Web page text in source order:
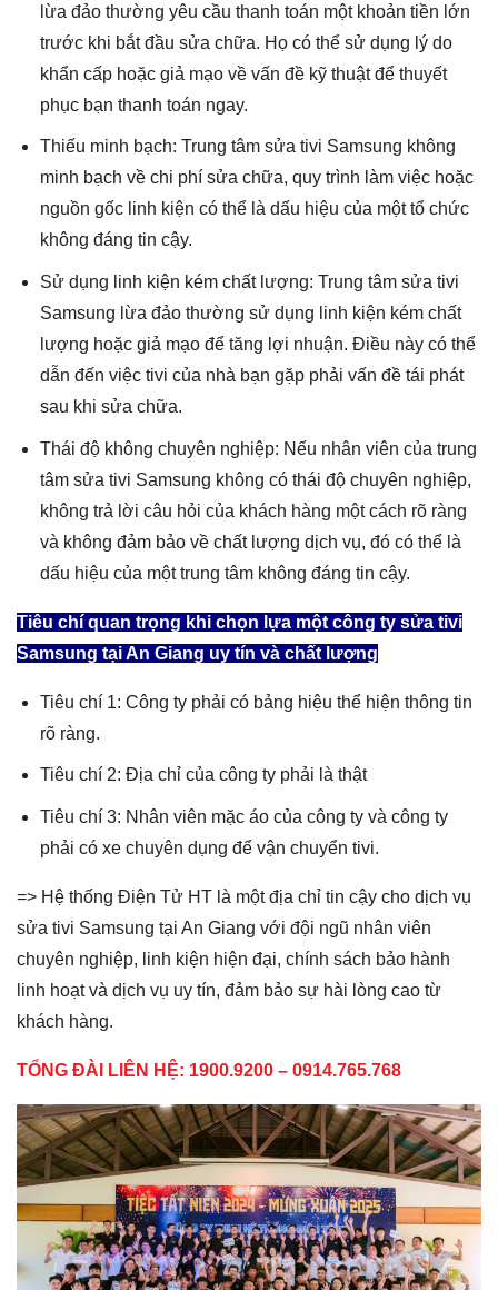
lừa đảo thường yêu cầu thanh toán một khoản tiền lớn
trước khi bắt đầu sửa chữa. Họ có thể sử dụng lý do
khẩn cấp hoặc giả mạo về vấn đề kỹ thuật để thuyết
phục bạn thanh toán ngay.
Thiếu minh bạch: Trung tâm sửa tivi Samsung không
minh bạch về chi phí sửa chữa, quy trình làm việc hoặc
nguồn gốc linh kiện có thể là dấu hiệu của một tổ chức
không đáng tin cậy.
Sử dụng linh kiện kém chất lượng: Trung tâm sửa tivi
Samsung lừa đảo thường sử dụng linh kiện kém chất
lượng hoặc giả mạo để tăng lợi nhuận. Điều này có thể
dẫn đến việc tivi của nhà bạn gặp phải vấn đề tái phát
sau khi sửa chữa.
Thái độ không chuyên nghiệp: Nếu nhân viên của trung
tâm sửa tivi Samsung không có thái độ chuyên nghiệp,
không trả lời câu hỏi của khách hàng một cách rõ ràng
và không đảm bảo về chất lượng dịch vụ, đó có thể là
dấu hiệu của một trung tâm không đáng tin cậy.
Tiêu chí quan trọng khi chọn lựa một công ty sửa tivi
Samsung tại An Giang uy tín và chất lượng
Tiêu chí 1: Công ty phải có bảng hiệu thể hiện thông tin
rõ ràng.
Tiêu chí 2: Địa chỉ của công ty phải là thật
Tiêu chí 3: Nhân viên mặc áo của công ty và công ty
phải có xe chuyên dụng để vận chuyển tivi.
=> Hệ thống Điện Tử HT là một địa chỉ tin cậy cho dịch vụ
sửa tivi Samsung tại An Giang với đội ngũ nhân viên
chuyên nghiệp, linh kiện hiện đại, chính sách bảo hành
linh hoạt và dịch vụ uy tín, đảm bảo sự hài lòng cao từ
khách hàng.
TỔNG ĐÀI LIÊN HỆ: 1900.9200 – 0914.765.768